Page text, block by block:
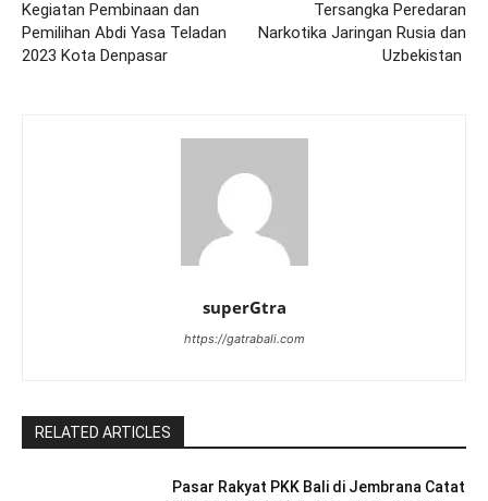
Kegiatan Pembinaan dan
Pemilihan Abdi Yasa Teladan
2023 Kota Denpasar
Tersangka Peredaran
Narkotika Jaringan Rusia dan
Uzbekistan
superGtra
https://gatrabali.com
RELATED ARTICLES
Pasar Rakyat PKK Bali di Jembrana Catat